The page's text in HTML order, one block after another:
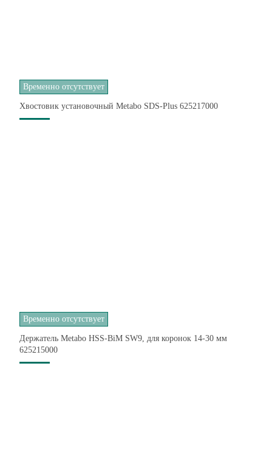
Временно отсутствует
Хвостовик установочный Metabo SDS-Plus 625217000
Временно отсутствует
Держатель Metabo HSS-BiM SW9, для коронок 14-30 мм
625215000